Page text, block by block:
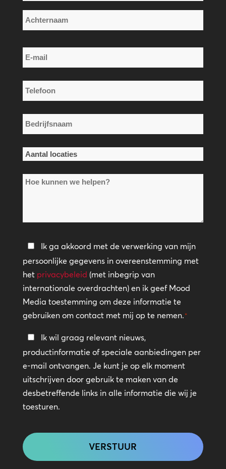
E-
mail
*
Telefoon
*
Bedrijfsnaam
*
Aantal
*Hoe
helpen?
Privacybeleid
*
Ik ga akkoord met de verwerking van mijn
persoonlijke gegevens in overeenstemming met
het privacybeleid (met inbegrip van
internationale overdrachten) en ik geef Mood
Media toestemming om deze informatie te
gebruiken om contact met mij op te nemen.*
Blijf
in
contact
Ik wil graag relevant nieuws,
productinformatie of speciale aanbiedingen per
e-mail ontvangen. Je kunt je op elk moment
uitschrijven door gebruik te maken van de
desbetreffende links in alle informatie die wij je
toesturen.